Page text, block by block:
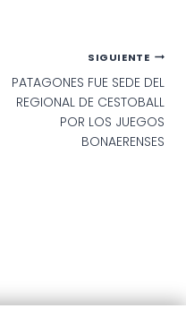
SIGUIENTE
PATAGONES FUE SEDE DEL
REGIONAL DE CESTOBALL
POR LOS JUEGOS
BONAERENSES